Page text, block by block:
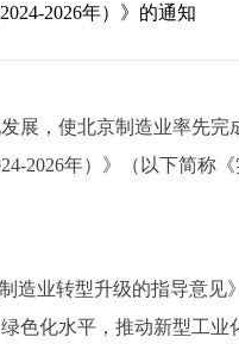
2026年）》的通知
，使北京制造业率先完
2026年）》（以下简称《
业转型升级的指导意见
色化水平，推动新型工业